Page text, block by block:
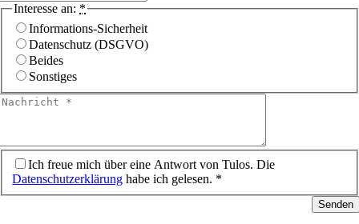
Interesse an: *
Informations-Sicherheit
Datenschutz (DSGVO)
Beides
Sonstiges
Ich freue mich über eine Antwort von Tulos. Die
Datenschutzerklärung habe ich gelesen. *
Senden